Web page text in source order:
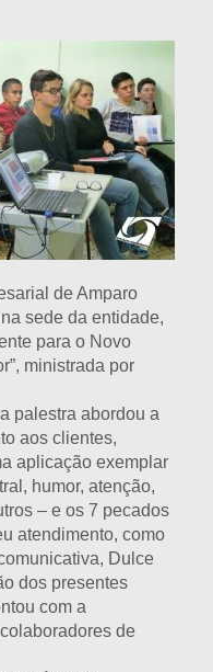
de Amparo
sede da entidade,
para o Novo
ministrada por
palestra abordou a
aos clientes,
aplicação exemplar
humor, atenção,
– e os 7 pecados
atendimento, como
Dulce
dos presentes
com a
de